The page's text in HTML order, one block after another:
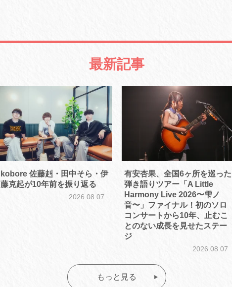
最新記事
kobore 佐藤赳・田中そら・伊
藤克起が10年前を振り返る
2026.08.07
有安杏果、全国6ヶ所を巡った
弾き語りツアー「A Little
Harmony Live 2026〜雫ノ
音〜」ファイナル！初のソロ
コンサートから10年、止むこ
とのない成長を見せたステー
ジ
2026.08.07
もっと見る